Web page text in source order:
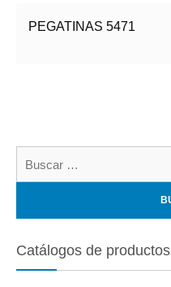
PEGATINAS 5471
Catálogos de productos